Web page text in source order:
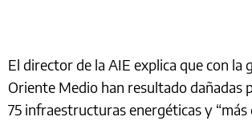
El director de la AIE explica que con la
Oriente Medio han resultado dañadas
75 infraestructuras energéticas y “más